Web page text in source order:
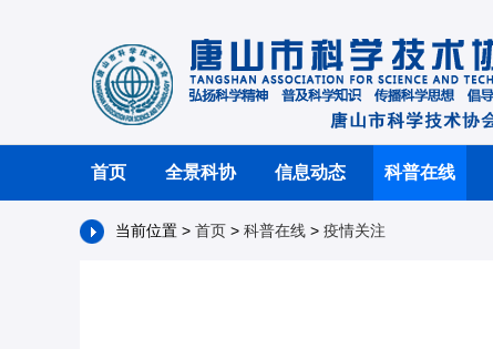
首页 全景科协 信息动态 科普在线
当前位置 > 首页 > 科普在线 > 疫情关注